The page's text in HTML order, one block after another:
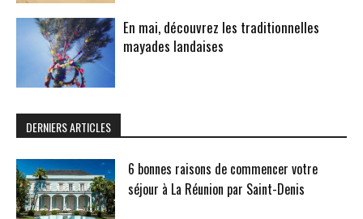
En mai, découvrez les traditionnelles
mayades landaises
DERNIERS ARTICLES
6 bonnes raisons de commencer votre
séjour à La Réunion par Saint-Denis